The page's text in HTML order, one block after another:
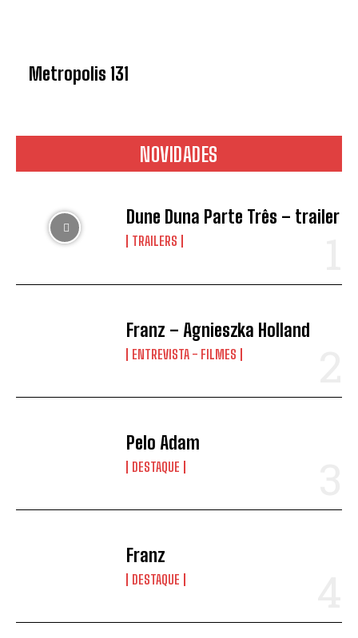
Metropolis 131
NOVIDADES
Dune Duna Parte Três – trailer
TRAILERS
Franz – Agnieszka Holland
ENTREVISTA - FILMES
Pelo Adam
DESTAQUE
Franz
DESTAQUE